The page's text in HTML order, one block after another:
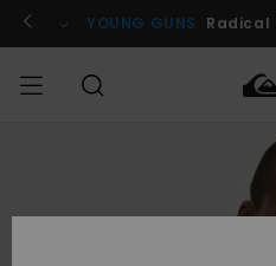
l'information
le
Se connecter / s'inscrire
YOUNG GUNS Radical
Vêtements
Vêtements
Homme
Homme
commande